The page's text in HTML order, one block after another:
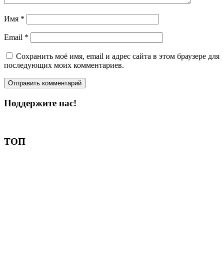
Имя *
Email *
Сохранить моё имя, email и адрес сайта в этом браузере для
последующих моих комментариев.
Поддержите нас!
ТОП